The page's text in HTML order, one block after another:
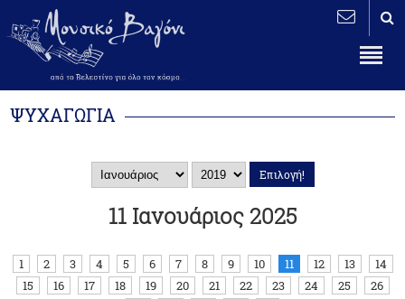
ΨΥΧΑΓΩΓΙΑ
11 Ιανουάριος 2025
1 2 3 4 5 6 7 8 9 10 11 12 13
14
15
16 17 18 19 20 21 22 23 24 25
26